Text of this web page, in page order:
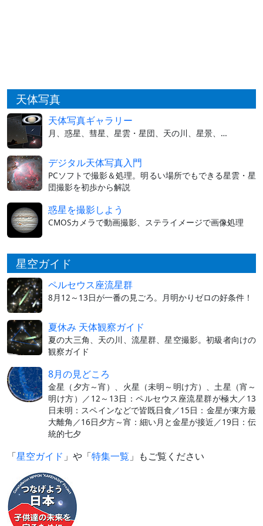
天体写真
天体写真ギャラリー
月、惑星、彗星、星雲・星団、天の川、星景、…
デジタル天体写真入門
PCソフトで撮影＆処理。明るい場所でもできる星雲・星
団撮影を初歩から解説
惑星を撮影しよう
CMOSカメラで動画撮影、ステライメージで画像処理
星空ガイド
ペルセウス座流星群
8月12～13日が一番の見ごろ。月明かりゼロの好条件！
夏休み 天体観察ガイド
夏の大三角、天の川、流星群、星空撮影。初級者向けの
観察ガイド
8月の見どころ
金星（夕方～宵）、火星（未明～明け方）、土星（宵～
明け方）／12～13日：ペルセウス座流星群が極大／13
日未明：スペインなどで皆既日食／15日：金星が東方最
大離角／16日夕方～宵：細い月と金星が接近／19日：伝
統的七夕
「星空ガイド 」や「特集一覧 」もご覧ください